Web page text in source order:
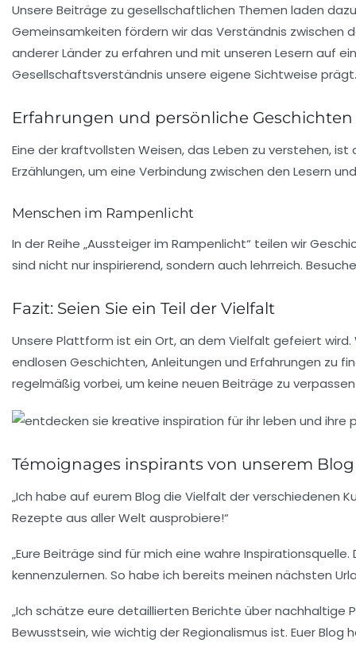
Unsere Beiträge zu gesellschaftlichen Themen laden
Gemeinsamkeiten fördern wir das Verständnis zwischen
anderer Länder zu erfahren und mit unseren Lesern auf
Gesellschaftsverständnis unsere eigene Sichtweise prägt.
Erfahrungen und persönliche Geschichten
Eine der kraftvollsten Weisen, das Leben zu verstehen, ist
Erzählungen, um eine Verbindung zwischen den Lesern
Menschen im Rampenlicht
In der Reihe „Aussteiger im Rampenlicht“ teilen wir
sind nicht nur inspirierend, sondern auch lehrreich.
Fazit: Seien Sie ein Teil der Vielfalt
Unsere Plattform ist ein Ort, an dem Vielfalt gefeiert wird.
endlosen Geschichten, Anleitungen und Erfahrungen zu
regelmäßig vorbei, um keine neuen Beiträge zu
Témoignages inspirants von unserem Blog
„Ich habe auf eurem Blog die Vielfalt der verschiedenen
Rezepte aus aller Welt ausprobiere!“
„Eure Beiträge sind für mich eine wahre
kennenzulernen. So habe ich bereits meinen nächsten
„Ich schätze eure detaillierten Berichte über nachhaltige
Bewusstsein, wie wichtig der Regionalismus ist. Euer Blog